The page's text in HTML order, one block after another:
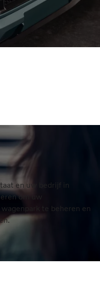
en uw bedrijf in
om uw
te beheren en